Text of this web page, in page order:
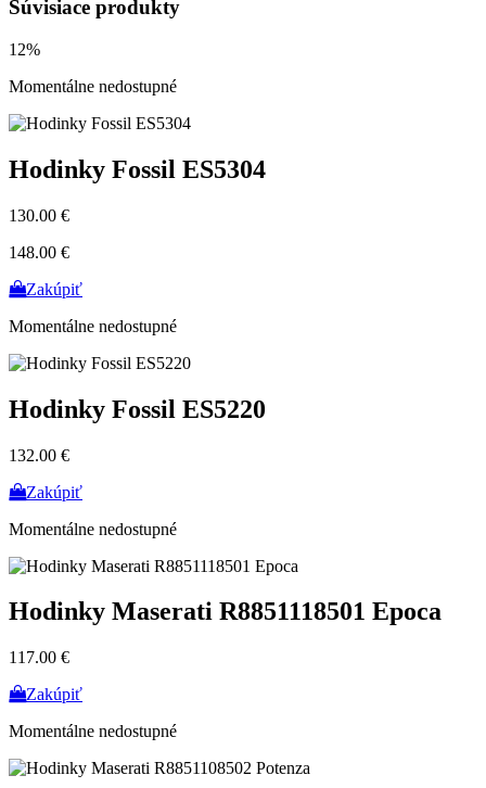
Súvisiace produkty
12%
Momentálne nedostupné
Hodinky Fossil ES5304
130.00 €
148.00 €
Zakúpiť
Momentálne nedostupné
Hodinky Fossil ES5220
132.00 €
Zakúpiť
Momentálne nedostupné
Hodinky Maserati R8851118501 Epoca
117.00 €
Zakúpiť
Momentálne nedostupné